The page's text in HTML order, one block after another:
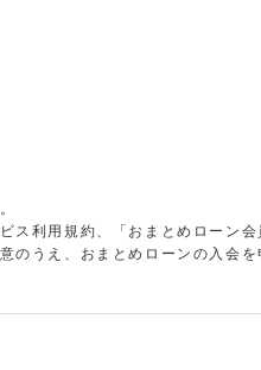
ス利用規約、「おまとめローン
のうえ、おまとめローンの入会